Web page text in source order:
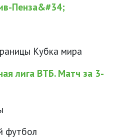
Пенза&#34;
Кубка мира
лига ВТБ. Матч за 3-
футбол